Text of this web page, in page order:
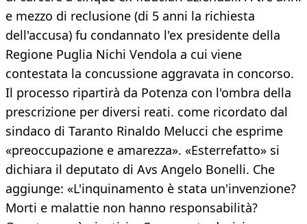
e mezzo di reclusione (di 5 anni la richiesta
dell'accusa) fu condannato l'ex presidente della
Regione Puglia Nichi Vendola a cui viene
contestata la concussione aggravata in concorso.
Il processo ripartirà da Potenza con l'ombra della
prescrizione per diversi reati. come ricordato dal
sindaco di Taranto Rinaldo Melucci che esprime
«preoccupazione e amarezza». «Esterrefatto» si
dichiara il deputato di Avs Angelo Bonelli. Che
aggiunge: «L'inquinamento è stata un'invenzione?
Morti e malattie non hanno responsabilità?